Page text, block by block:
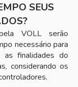
SEUS
VOLL serão
necessário para
finalidades do
considerando os